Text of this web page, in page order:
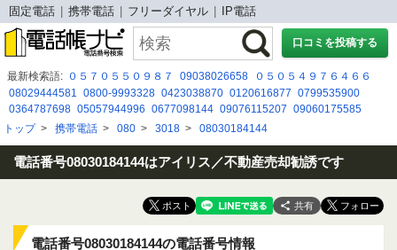
固定電話 携帯電話 フリーダイヤル IP電話
口コミを投稿する
最新検索語: ０５７０５５０９８７ 09038026658
０５０５４９７６４６６
08029444581
0800-9993328 0423038870 0120616877 0799535900
0364787698 05057944996 0677098144 09076115207 09060175585
080 2643 0257 090 4403 9833 0120665231 08002229563
0368914469 07036065402 0343765735 080-2026-8139 08026279320
0368914449 07055927229
トップ> 携帯電話 > 080 > 3018 > 08030184144
電話番号08030184144はアイリス／不動産売却勧誘です
共有
電話番号08030184144の電話番号情報